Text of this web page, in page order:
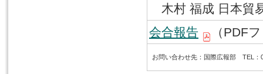
木村 福成 日本貿
会合報告
（PDF
お問い合わせ先：国際広報部 TEL：